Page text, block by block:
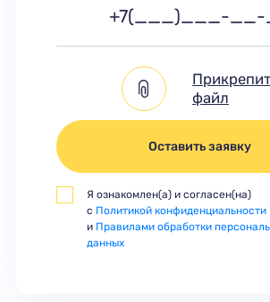
файл
Оставить заявку
Я ознакомлен(а) и согласен(на)
с Политикой конфиденциальности
и Правилами обработки
данных